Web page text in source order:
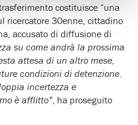
costituisce “una
ricercatore 30enne, cittadino
accusato di diffusione di
su come andrà la prossima
attesa di un altro mese,
condizioni di detenzione.
incertezza e
è afflitto” , ha proseguito